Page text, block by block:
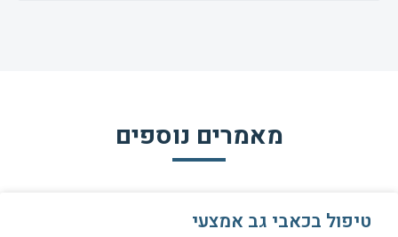
מאמרים נוספים
טיפול בכאבי גב אמצעי